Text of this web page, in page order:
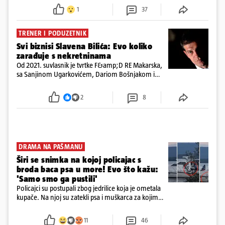
ispitali i poslali u istražni zatvor
1 37
TRENER I PODUZETNIK
Svi biznisi Slavena Bilića: Evo koliko
zarađuje s nekretninama
Od 2021. suvlasnik je tvrtke F&amp;D RE Makarska,
sa Sanjinom Ugarkovićem, Dariom Bošnjakom i
poslovanje nekretninama, a od osnutka nema
2 8
DRAMA NA PAŠMANU
Širi se snimka na kojoj policajac s
broda baca psa u more! Evo što kažu:
'Samo smo ga pustili'
Policajci su postupali zbog jedrilice koja je ometala
kupače. Na njoj su zatekli psa i muškarca za kojim
ga uhitili, a psa je preuzeo komunalni redar
11 46